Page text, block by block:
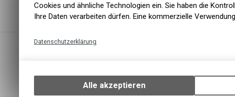
Cookies und ähnliche Technologien ein. Sie haben die
Ihre Daten verarbeiten dürfen. Eine kommerzielle
Datenschutzerklärung
Ihrem Gerät, um die grundlegenden
Verwendung des Warenkorbs, zu
Alle akzeptieren